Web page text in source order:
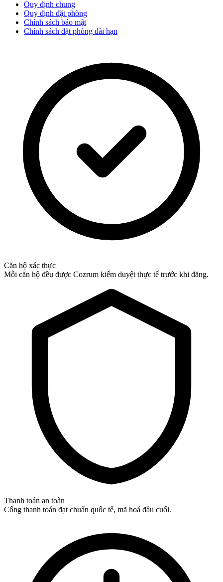
Quy định chung
Quy định đặt phòng
Chính sách bảo mật
Chính sách đặt phòng dài hạn
Căn hộ xác thực
Mỗi căn hộ đều được Cozrum kiểm duyệt thực tế trước khi đăng.
Thanh toán an toàn
Cổng thanh toán đạt chuẩn quốc tế, mã hoá đầu cuối.